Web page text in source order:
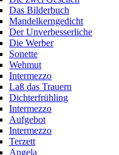
Das Bilderbuch
Mandelkerngedicht
Der Unverbesserliche
Die Werber
Sonette
Wehmut
Intermezzo
Laß das Trauern
Dichterfrühling
Intermezzo
Aufgebot
Intermezzo
Terzett
Angela